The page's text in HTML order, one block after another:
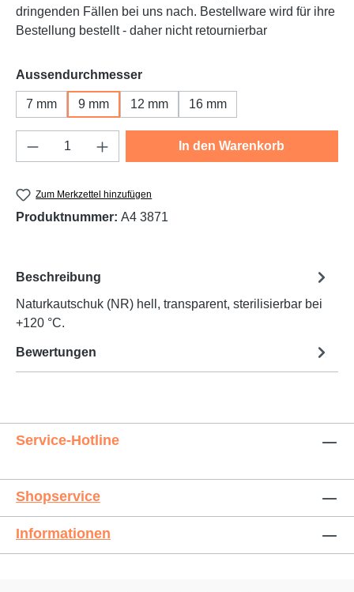
dringenden Fällen bei uns nach. Bestellware wird für ihre
Bestellung bestellt - daher nicht retournierbar
Aussendurchmesserauswählen
7 mm 9 mm 12 mm 16 mm
Produkt Anzahl: Gib den gewünschten
In den Warenkorb
Zum Merkzettel hinzufügen
Produktnummer: A4 3871
Beschreibung
Naturkautschuk (NR) hell, transparent, sterilisierbar bei
+120 °C.
Bewertungen
Service-Hotline
Shopservice
Informationen